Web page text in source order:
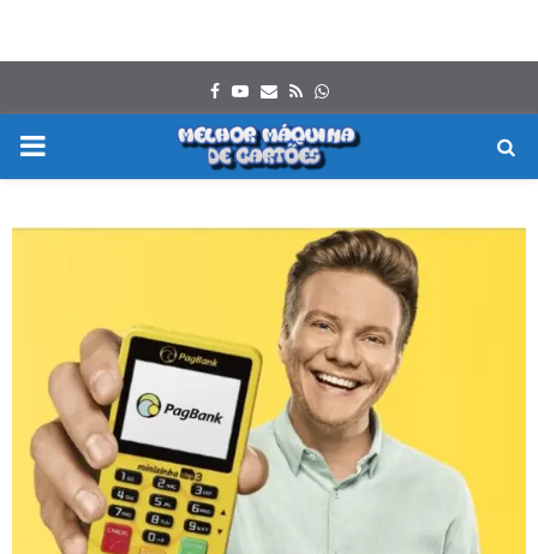
Facebook
Youtube
Email
RssWhatsapp
PRIMARY